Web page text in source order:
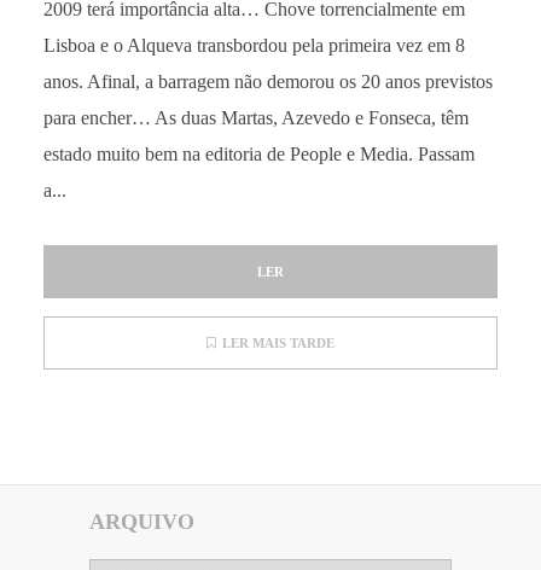
2009 terá importância alta… Chove torrencialmente em
Lisboa e o Alqueva transbordou pela primeira vez em 8
anos. Afinal, a barragem não demorou os 20 anos previstos
para encher… As duas Martas, Azevedo e Fonseca, têm
estado muito bem na editoria de People e Media. Passam
a...
LER
LER MAIS TARDE
ARQUIVO